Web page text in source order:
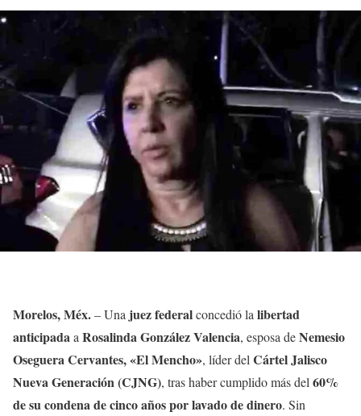
Morelos, Méx.– Una juez federalconcedió la libertad
anticipadaa Rosalinda González Valencia, esposa deNemesio
Oseguera Cervantes, «El Mencho», líder del Cártel Jalisco
Nueva Generación (CJNG), tras haber cumplido más del 60%
de su condena de cinco años por lavado de dinero. Sin